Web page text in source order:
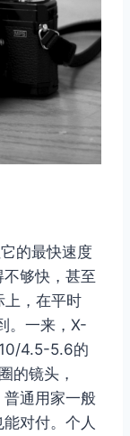
的最快速度
够快，甚至
，在平时
。一来，X-
4.5-5.6的
的镜头，
通用家一般
对付。个人